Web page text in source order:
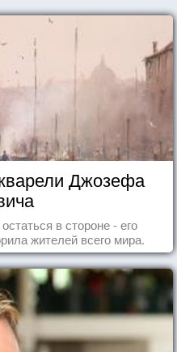
Джозефа
в стороне - его
жителей всего мира.